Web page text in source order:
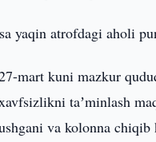
yaqin atrofdagi aholi
mart kuni mazkur
taʼminlash
va kolonna